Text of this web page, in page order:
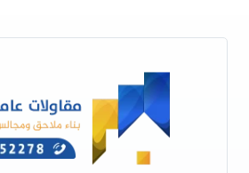
كتالوج
بلاط
تراكوتا